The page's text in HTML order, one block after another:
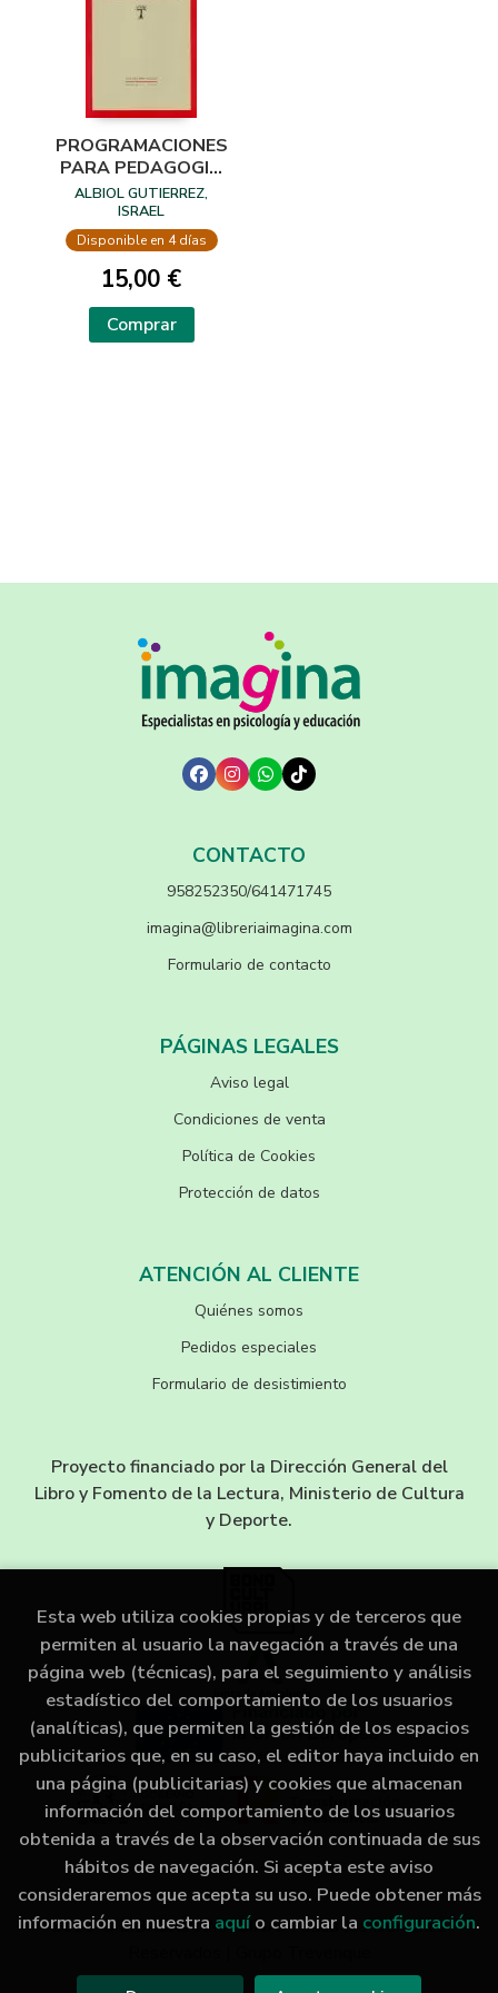
PROGRAMACIONES
PARA PEDAGOGIA
TERAPEUTICA
ALBIOL GUTIERREZ,
ISRAEL
Disponible en 4 días
15,00 €
Comprar
CONTACTO
958252350/641471745
imagina@libreriaimagina.com
Formulario de contacto
PÁGINAS LEGALES
Aviso legal
Condiciones de venta
Política de Cookies
Protección de datos
ATENCIÓN AL CLIENTE
Quiénes somos
Pedidos especiales
Formulario de desistimiento
Proyecto financiado por la Dirección General del
Libro y Fomento de la Lectura, Ministerio de Cultura
y Deporte.
2026 © LIBRERÍA IMAGINA. Todos los Derechos
Esta web utiliza cookies propias y de terceros que
permiten al usuario la navegación a través de una
página web (técnicas), para el seguimiento y análisis
estadístico del comportamiento de los usuarios
(analíticas), que permiten la gestión de los espacios
publicitarios que, en su caso, el editor haya incluido en
una página (publicitarias) y cookies que almacenan
información del comportamiento de los usuarios
obtenida a través de la observación continuada de sus
hábitos de navegación. Si acepta este aviso
consideraremos que acepta su uso. Puede obtener más
información en nuestra aquío cambiar la configuración.